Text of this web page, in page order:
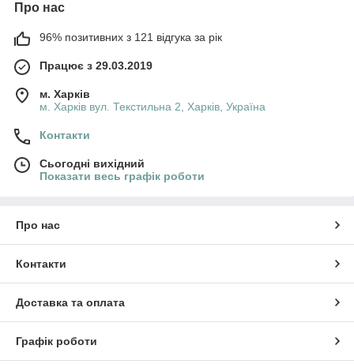
Про нас
96% позитивних з 121 відгука за рік
Працює з 29.03.2019
м. Харків
м. Харків вул. Текстильна 2, Харків, Україна
Контакти
Сьогодні вихідний
Показати весь графік роботи
Про нас
Контакти
Доставка та оплата
Графік роботи